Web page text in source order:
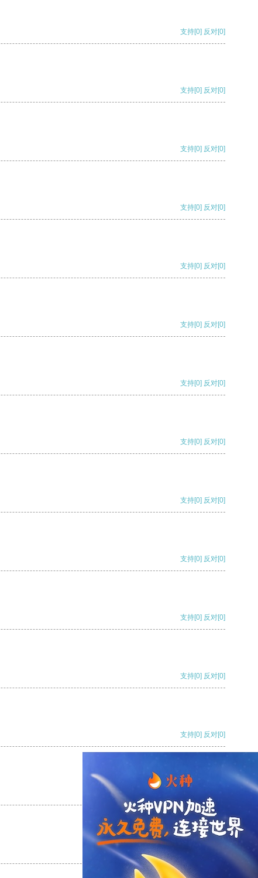
支持[0] 反对[0]
支持[0] 反对[0]
支持[0] 反对[0]
支持[0] 反对[0]
支持[0] 反对[0]
支持[0] 反对[0]
支持[0] 反对[0]
支持[0] 反对[0]
支持[0] 反对[0]
支持[0] 反对[0]
支持[0] 反对[0]
支持[0] 反对[0]
支持[0] 反对[0]
反对